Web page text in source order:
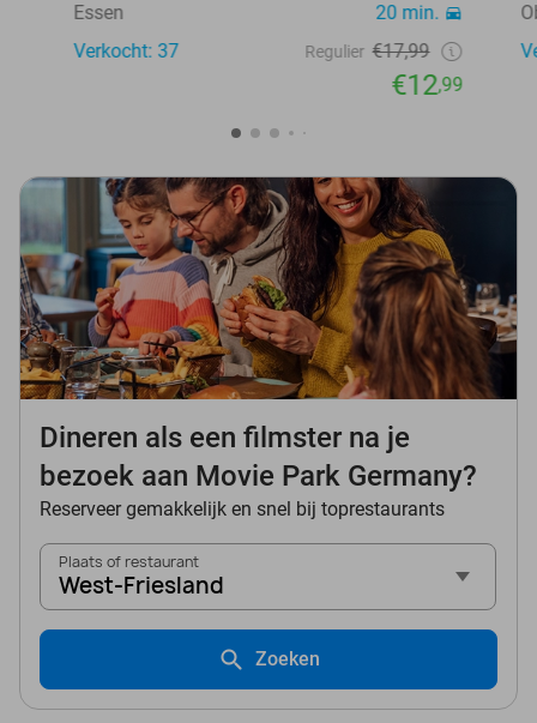
Essen
20 min.
Verkocht: 37
Regulier €17,99
€12,99
Dineren als een filmster na je
bezoek aan Movie Park Germany?
Reserveer gemakkelijk en snel bij toprestaurants
Plaats of restaurant
West-Friesland
Zoeken